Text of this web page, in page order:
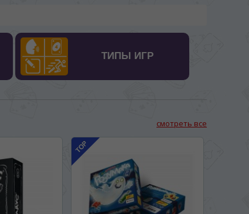
ТИПЫ ИГР
смотреть все